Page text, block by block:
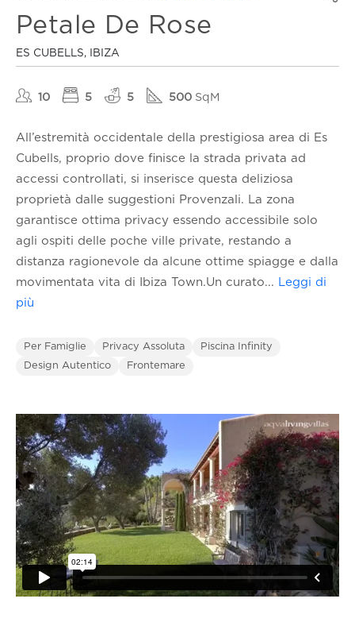
Petale De Rose
ES CUBELLS, IBIZA
10 5 5 500 SqM
All’estremità occidentale della prestigiosa area di Es
Cubells, proprio dove finisce la strada privata ad
accessi controllati, si inserisce questa deliziosa
proprietà dalle suggestioni Provenzali. La zona
garantisce ottima privacy essendo accessibile solo
agli ospiti delle poche ville private, restando a
distanza ragionevole da alcune ottime spiagge e dalla
movimentata vita di Ibiza Town.Un curato... Leggi di
più
Per Famiglie Privacy Assoluta
Piscina Infinity
Design Autentico
Frontemare